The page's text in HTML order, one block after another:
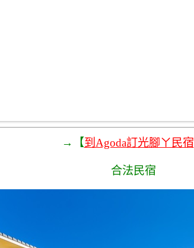
→【到Agoda訂光腳ㄚ民宿
合法民宿